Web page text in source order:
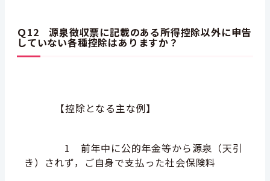
Ｑ12 源泉徴収票に記載のある所得控除以外に申告
していない各種控除はありますか？
【控除となる主な例】
1 前年中に公的年金等から源泉（天引
き）されず，ご自身で支払った社会保険料